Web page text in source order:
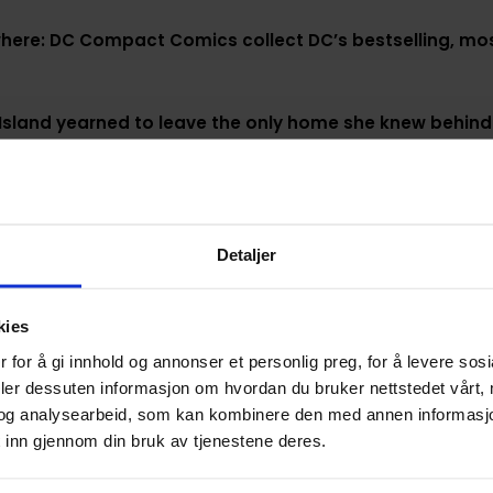
Detaljer
for å gi innhold og annonser et personlig preg, for å levere
dessuten informasjon om hvordan du bruker nettstedet vårt,
analysearbeid, som kan kombinere den med annen
gjennom din bruk av tjenestene deres.
DC Compact Comics collect DC’s bestselling,
yearned to leave the only home she knew
fateful meeting with Air Force pilot Steve Trevor, the
is ready for anything that it may throw at her.
Woman? An American government, fraught with
to society. How will Wonder Woman carry out her mission
That is, unless there are more insidious forces at play...